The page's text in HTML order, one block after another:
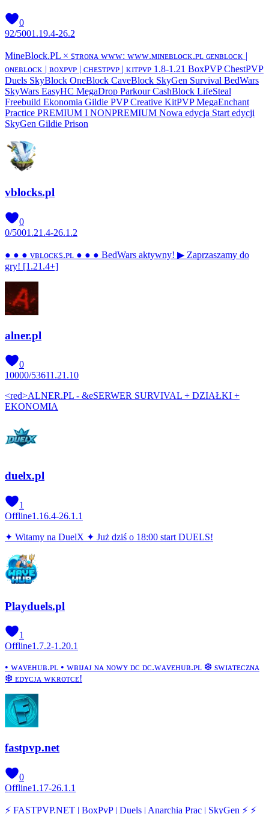
0
92/5001.19.4-26.2
MineBlock.PL × ꜱᴛʀᴏɴᴀ ᴡᴡᴡ: ᴡᴡᴡ.ᴍɪɴᴇʙʟᴏᴄᴋ.ᴘʟ ɢᴇɴʙʟᴏᴄᴋ |
ᴏɴᴇʙʟᴏᴄᴋ | ʙᴏxᴘᴠᴘ | ᴄʜᴇꜱᴛᴘᴠᴘ | ᴋɪᴛᴘᴠᴘ 1.8-1.21 BoxPVP ChestPVP
Duels SkyBlock OneBlock CaveBlock SkyGen Survival BedWars
SkyWars EasyHC MegaDrop Parkour CashBlock LifeSteal
Freebuild Ekonomia Gildie PVP Creative KitPVP MegaEnchant
Practice PREMIUM I NONPREMIUM Nowa edycja Start edycji
SkyGen Gildie Prison
vblocks.pl
0
0/5001.21.4-26.1.2
● ● ● ᴠʙʟᴏᴄᴋꜱ.ᴘʟ ● ● ● BedWars aktywny! ▶ Zaprzaszamy do
gry! [1.21.4+]
alner.pl
0
10000/53611.21.10
<red>ALNER.PL - &eSERWER SURVIVAL + DZIAŁKI +
EKONOMIA
duelx.pl
1
Offline1.16.4-26.1.1
✦ Witamy na DuelX ✦ Już dziś o 18:00 start DUELS!
Playduels.pl
1
Offline1.7.2-1.20.1
• ᴡᴀᴠᴇʜᴜʙ.ᴘʟ • ᴡʙɪᴊᴀᴊ ɴᴀ ɴᴏᴡʏ ᴅᴄ ᴅᴄ.ᴡᴀᴠᴇʜᴜʙ.ᴘʟ ❆ sᴡɪᴀᴛᴇᴄᴢɴᴀ
❆ ᴇᴅʏᴄᴊᴀ ᴡᴋʀᴏᴛᴄᴇ!
fastpvp.net
0
Offline1.17-26.1.1
⚡ FASTPVP.NET | BoxPvP | Duels | Anarchia Prac | SkyGen ⚡ ⚡